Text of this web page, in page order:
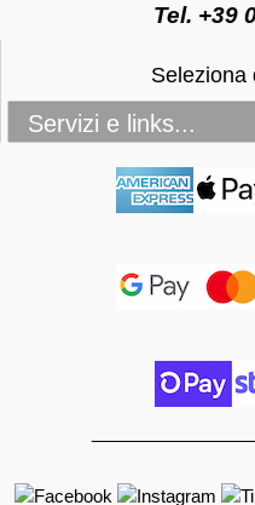
Tel. +39
Seleziona